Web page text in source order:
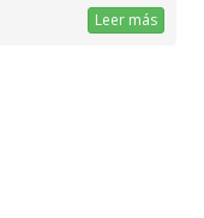
Leer más